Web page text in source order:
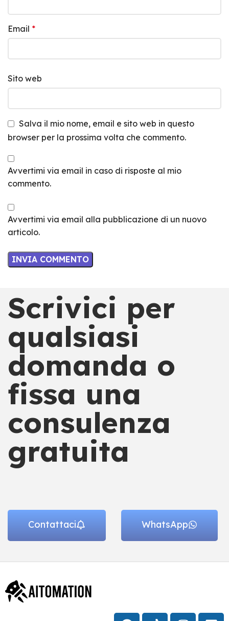
Email *
Sito web
Salva il mio nome, email e sito web in questo
browser per la prossima volta che commento.
Avvertimi via email in caso di risposte al mio
commento.
Avvertimi via email alla pubblicazione di un nuovo
articolo.
Scrivici per
qualsiasi
domanda o
fissa una
consulenza
gratuita
Contattaci WhatsApp